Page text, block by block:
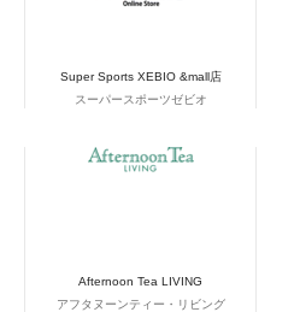
Super Sports XEBIO &mall店
スーパースポーツゼビオ
Afternoon Tea LIVING
アフタヌーンティー・リビング